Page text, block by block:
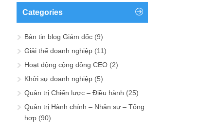
Categories
Bản tin blog Giám đốc (9)
Giải thể doanh nghiệp (11)
Hoạt động cộng đồng CEO (2)
Khởi sự doanh nghiệp (5)
Quản trị Chiến lược – Điều hành (25)
Quản trị Hành chính – Nhân sự – Tổng
hợp (90)